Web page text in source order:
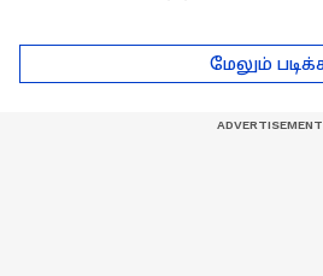
திருச்சியில்
மு.க.ஸ்டாலின் உறுதி!
மேலும்